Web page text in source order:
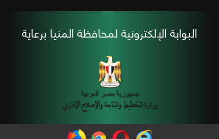
البوابة الإلكترونية لمحافظة المنيا برعاية